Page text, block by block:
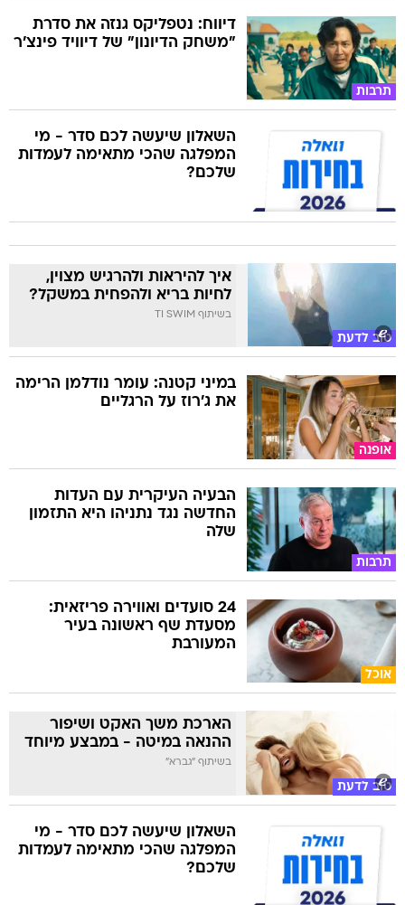
תרבות
דיווח: נטפליקס גנזה את סדרת
"משחק הדיונון" של דיוויד פינצ'ר
השאלון שיעשה לכם סדר - מי
המפלגה שהכי מתאימה לעמדות
שלכם?
טוב לדעת
איך להיראות ולהרגיש מצוין,
לחיות בריא ולהפחית במשקל?
בשיתוף TI SWIM
אופנה
במיני קטנה: עומר נודלמן הרימה
את ג'רוז על הרגליים
תרבות
הבעיה העיקרית עם העדות
החדשה נגד נתניהו היא התזמון
שלה
אוכל
24 סועדים ואווירה פריזאית:
מסעדת שף ראשונה בעיר
המעורבת
טוב לדעת
הארכת משך האקט ושיפור
ההנאה במיטה - במבצע מיוחד
בשיתוף "גברא"
השאלון שיעשה לכם סדר - מי
המפלגה שהכי מתאימה לעמדות
שלכם?